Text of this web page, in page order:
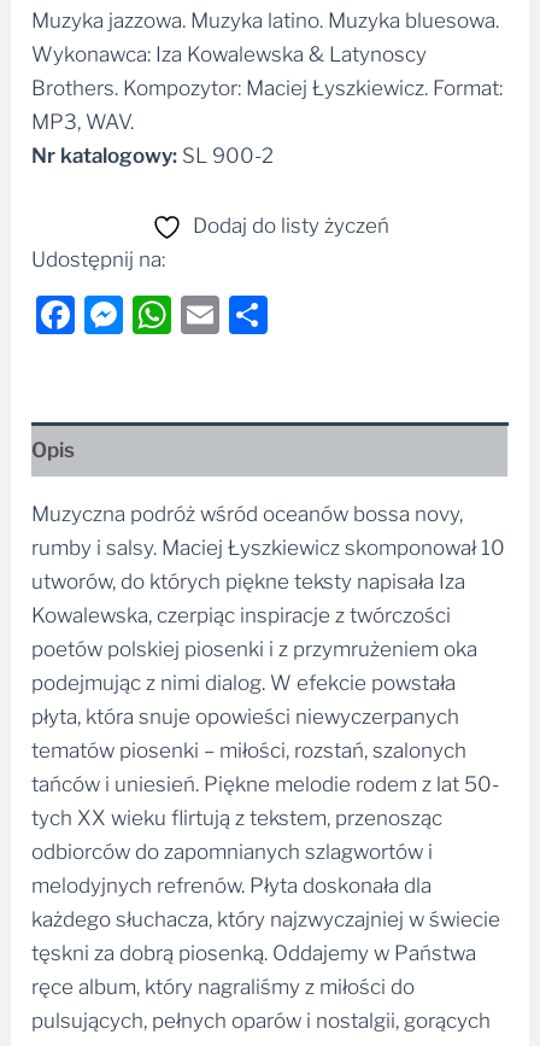
Wykonawca: Iza Kowalewska & Latynoscy
Brothers. Kompozytor: Maciej Łyszkiewicz. Format:
MP3, WAV.
Nr katalogowy:
Udostępnij na:
Facebook
Messenger
Muzyczna podróż wśród oceanów bossa novy,
rumby i salsy. Maciej Łyszkiewicz skomponował 10
utworów, do których piękne teksty napisała Iza
Kowalewska, czerpiąc inspiracje z twórczości
poetów polskiej piosenki i z przymrużeniem oka
podejmując z nimi dialog. W efekcie powstała
płyta, która snuje opowieści niewyczerpanych
tematów piosenki – miłości, rozstań, szalonych
tańców i uniesień. Piękne melodie rodem z lat 50-
tych XX wieku flirtują z tekstem, przenosząc
odbiorców do zapomnianych szlagwortów i
melodyjnych refrenów. Płyta doskonała dla
każdego słuchacza, który najzwyczajniej w świecie
tęskni za dobrą piosenką. Oddajemy w Państwa
ręce album, który nagraliśmy z miłości do
pulsujących, pełnych oparów i nostalgii, gorących
rytmów i pięknych melodii lat 50. XX wieku.